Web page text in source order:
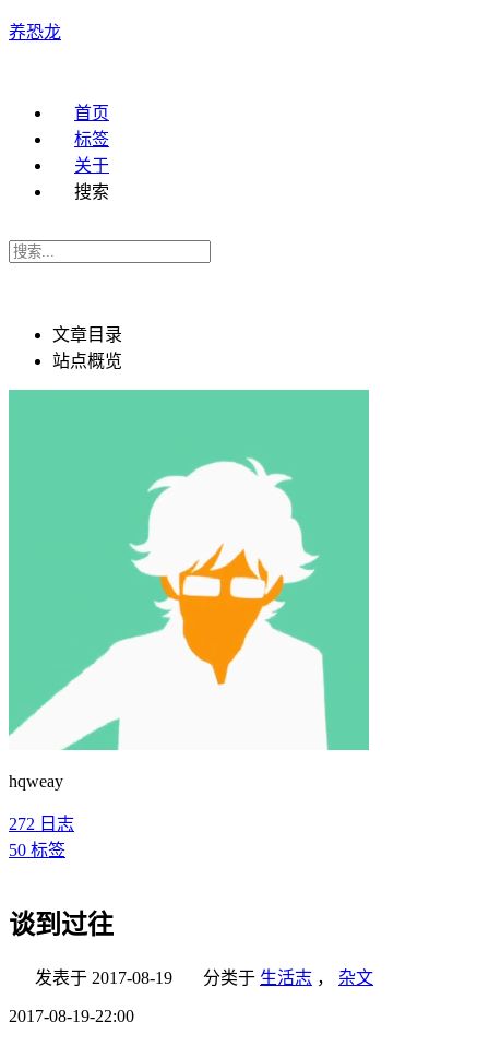
养恐龙
首页
标签
关于
搜索
文章目录
站点概览
hqweay
272 日志
50 标签
谈到过往
发表于 2017-08-19 分类于 生活志 ， 杂文
2017-08-19-22:00